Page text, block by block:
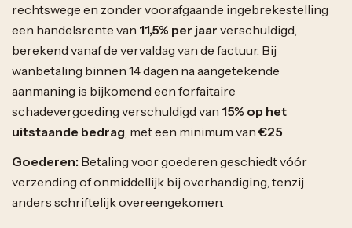
rechtswege en zonder voorafgaande ingebrekestelling
een handelsrente van 11,5% per jaar verschuldigd,
berekend vanaf de vervaldag van de factuur. Bij
wanbetaling binnen 14 dagen na aangetekende
aanmaning is bijkomend een forfaitaire
schadevergoeding verschuldigd van 15% op het
uitstaande bedrag , met een minimum van€25
Goederen: Betaling voor goederen geschiedt vóór
verzending of onmiddellijk bij overhandiging, tenzij
anders schriftelijk overeengekomen.